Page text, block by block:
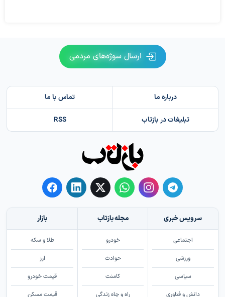
ارسال سوژه‌های مردمی
درباره ما تماس با ما
تبلیغات در بازتاب RSS
سرویس خبری
اجتماعی
ورزشی
سیاسی
دانش و فناوری
مجله بازتاب
خودرو
حوادث
کامنت
راه و چاه زندگی
بازار
طلا و سکه
ارز
قیمت خودرو
قیمت مسکن